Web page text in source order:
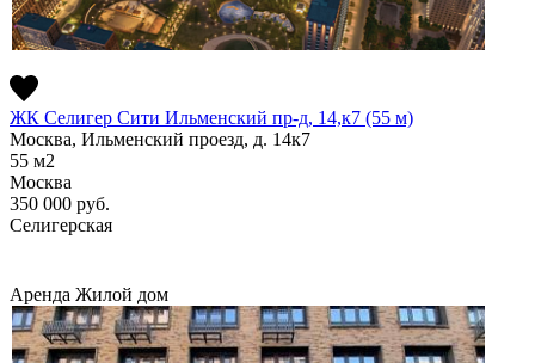
ЖК Селигер Сити Ильменский пр-д, 14,к7 (55 м)
Москва, Ильменский проезд, д. 14к7
55 м2
Москва
350 000 руб.
Селигерская
Аренда Жилой дом